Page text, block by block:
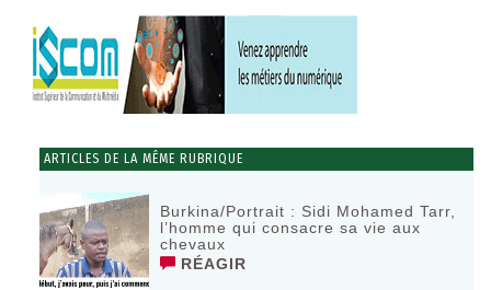
ARTICLES DE LA MÊME RUBRIQUE
Burkina/Portrait : Sidi Mohamed Tarr,
l’homme qui consacre sa vie aux
chevaux
RÉAGIR